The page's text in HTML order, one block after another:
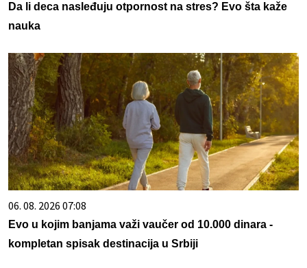
Da li deca nasleđuju otpornost na stres? Evo šta kaže
nauka
06. 08. 2026 07:08
Evo u kojim banjama važi vaučer od 10.000 dinara -
kompletan spisak destinacija u Srbiji